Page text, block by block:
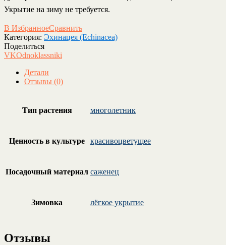
Укрытие на зиму не требуется.
В ИзбранноеСравнить
Категория: Эхинацея (Echinacea)
Поделиться
VKOdnoklassniki
Детали
Отзывы (0)
Тип растения многолетник
Ценность в культуре красивоцветущее
Посадочный материал саженец
Зимовка лёгкое укрытие
Отзывы